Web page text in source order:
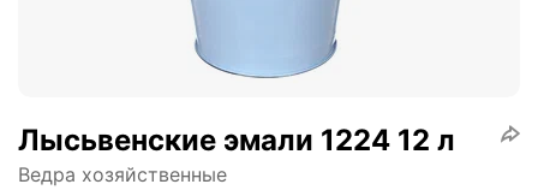
Лысьвенские эмали 1224 12 л
Ведра хозяйственные